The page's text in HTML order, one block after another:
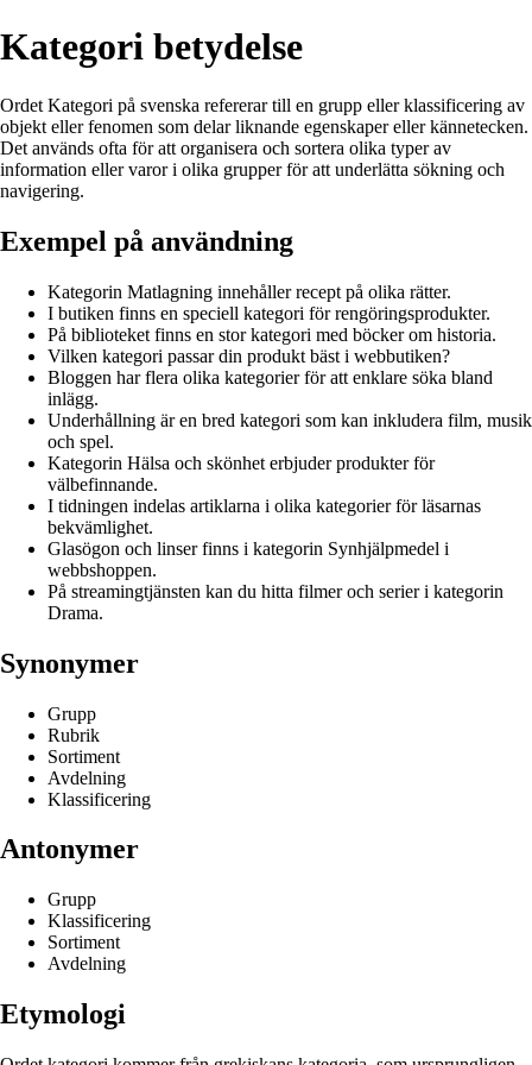
Kategori betydelse
Ordet Kategori på svenska refererar till en grupp eller klassificering av
objekt eller fenomen som delar liknande egenskaper eller kännetecken.
Det används ofta för att organisera och sortera olika typer av
information eller varor i olika grupper för att underlätta sökning och
navigering.
Exempel på användning
Kategorin Matlagning innehåller recept på olika rätter.
I butiken finns en speciell kategori för rengöringsprodukter.
På biblioteket finns en stor kategori med böcker om historia.
Vilken kategori passar din produkt bäst i webbutiken?
Bloggen har flera olika kategorier för att enklare söka bland
inlägg.
Underhållning är en bred kategori som kan inkludera film, musik
och spel.
Kategorin Hälsa och skönhet erbjuder produkter för
välbefinnande.
I tidningen indelas artiklarna i olika kategorier för läsarnas
bekvämlighet.
Glasögon och linser finns i kategorin Synhjälpmedel i
webbshoppen.
På streamingtjänsten kan du hitta filmer och serier i kategorin
Drama.
Synonymer
Grupp
Rubrik
Sortiment
Avdelning
Klassificering
Antonymer
Grupp
Klassificering
Sortiment
Avdelning
Etymologi